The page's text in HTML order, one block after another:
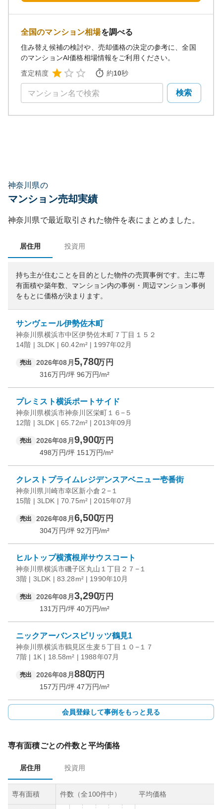
全国のマンション相場を調べる
住み替え候補の検討や、売却価格の決定の参考に、全国
のマンションAI価格相場情報をご利用ください。
査定精度
約10秒
検索
神奈川県の
マンション売却実績
神奈川県で最近取引された物件を表にまとめました。
居住用 投資用
持ち主が住むことを目的とした物件の売買事例です。 主に専
有面積や築年数、マンション内の事例・周辺マンション事例
をもとに価格が決まります。
サンヴェール伊勢佐木町
神奈川県横浜市中区伊勢佐木町７丁目１５２
14階 | 3LDK | 60.42m² | 1997年02月
売出 2026年08月 5,780万円
316万円/坪 96万円/m²
プレミスト横浜ポートサイド
神奈川県横浜市神奈川区栄町１６−５
12階 | 3LDK | 65.72m² | 2013年09月
売出 2026年08月 9,900万円
498万円/坪 151万円/m²
クレストプライムレジデンスアベニュー壱番街
神奈川県川崎市幸区新小倉２−１
15階 | 3LDK | 70.75m² | 2015年07月
売出 2026年08月 6,500万円
304万円/坪 92万円/m²
ヒルトップ横濱根岸サウスコート
神奈川県横浜市磯子区丸山１丁目２７−１
3階 | 3LDK | 83.28m² | 1990年10月
売出 2026年08月 3,290万円
131万円/坪 40万円/m²
ニックアーバンスピリッツ鶴見1
神奈川県横浜市鶴見区生麦５丁目１０−１７
7階 | 1K | 18.58m² | 1988年07月
売出 2026年08月 880万円
157万円/坪 47万円/m²
会員登録して事例をもっと見る
専有面積ごとの件数と平均価格
居住用 投資用
専有面積 件数（全100件中） 平均価格